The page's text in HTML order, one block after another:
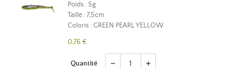
Poids : 5g
Taille : 7,5cm
Coloris : GREEN PEARL YELLOW
0,76 €
Quantité remove add